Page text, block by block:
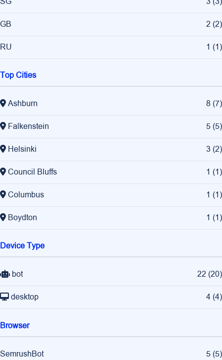
GB 2 (2)
RU 1 (1)
Top Cities
Ashburn 8 (7)
Falkenstein 5 (5)
Helsinki 3 (2)
Council Bluffs 1 (1)
Columbus 1 (1)
Boydton 1 (1)
Device Type
bot 22 (20)
desktop 4 (4)
Browser
SemrushBot 5 (5)